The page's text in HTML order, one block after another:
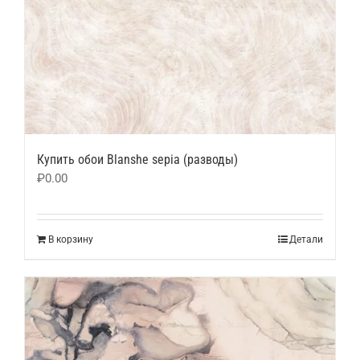
Купить обои Blanshe sepia (разводы)
₽0.00
В корзину Детали